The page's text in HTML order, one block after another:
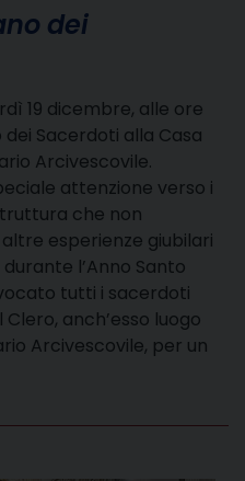
dei
19 dicembre, alle ore
dei Sacerdoti alla Casa
Arcivescovile.
attenzione verso i
che non
esperienze giubilari
l’Anno Santo
tutti i sacerdoti
anch’esso luogo
Arcivescovile, per un